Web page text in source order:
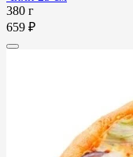
380 г
659 ₽